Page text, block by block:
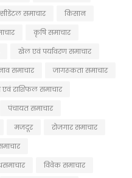
समाचार
किसान
कृषि समाचार
खेल एवं पर्यावरण समाचार
समाचार
जागरूकता समाचार
एवं राशिफल समाचार
पंचायत समाचार
मजदूर
रोजगार समाचार
विवेक समाचार